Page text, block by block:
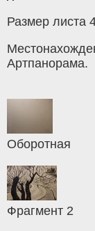
Размер листа
Артпанорама.
Оборотная
Фрагмент 2